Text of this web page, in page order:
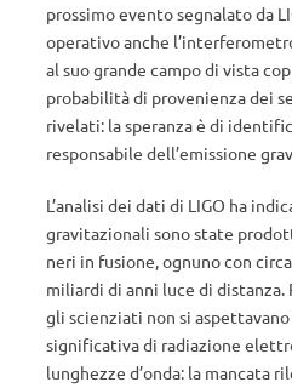
prossimo evento segnalato da
operativo anche
al suo grande campo di vista
probabilità di provenienza dei
rivelati: la speranza è di
responsabile dell’emissione
L’analisi dei dati di LIGO ha
gravitazionali sono state
neri in fusione, ognuno con
miliardi di anni luce di
gli scienziati non si
significativa di radiazione
lunghezze d’onda: la mancata